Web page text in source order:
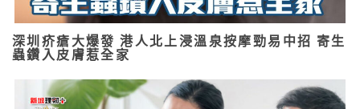
深圳疥瘡大爆發 港人北上浸溫泉按摩勁易中招 寄生
蟲鑽入皮膚惹全家